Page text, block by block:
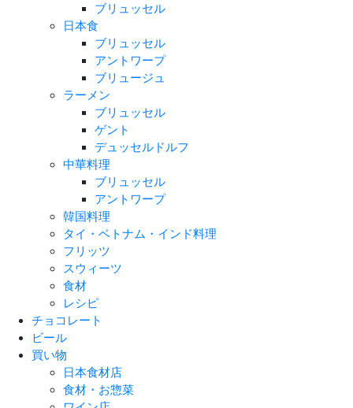
ブリュッセル
日本食
ブリュッセル
アントワープ
ブリュージュ
ラーメン
ブリュッセル
ゲント
デュッセルドルフ
中華料理
ブリュッセル
アントワープ
韓国料理
タイ・ベトナム・インド料理
フリッツ
スウィーツ
食材
レシピ
チョコレート
ビール
買い物
日本食材店
食材・お惣菜